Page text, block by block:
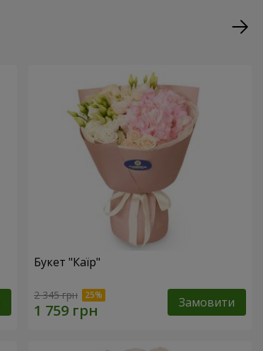
Букет "Каїр"
2 345 грн Замовити